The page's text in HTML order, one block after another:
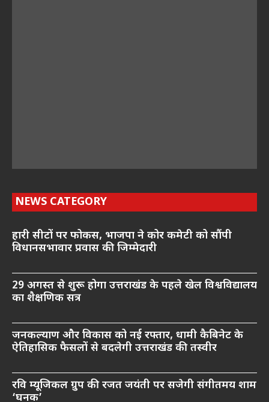
NEWS CATEGORY
हारी सीटों पर फोकस, भाजपा ने कोर कमेटी को सौंपी
विधानसभावार प्रवास की जिम्मेदारी
29 अगस्त से शुरू होगा उत्तराखंड के पहले खेल विश्वविद्यालय
का शैक्षणिक सत्र
जनकल्याण और विकास को नई रफ्तार, धामी कैबिनेट के
ऐतिहासिक फैसलों से बदलेगी उत्तराखंड की तस्वीर
रवि म्यूजिकल ग्रुप की रजत जयंती पर सजेगी संगीतमय शाम
‘घनक’